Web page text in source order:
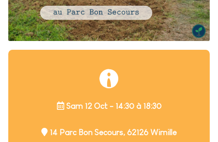
Sam 12 Oct - 14:30 à 18:30
14 Parc Bon Secours, 62126 Wimille